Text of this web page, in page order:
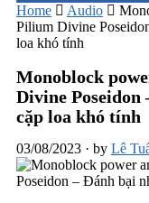
Home Audio
Pilium Divine
loa khó tính
Monoblock
Divine Poseidon
cặp loa khó tính
03/08/2023 · by Lê